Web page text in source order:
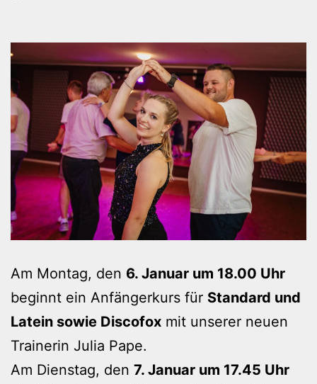
Am Montag, den 6. Januar um 18.00 Uhr
beginnt ein Anfängerkurs für Standard und
Latein sowie Discofox mit unserer neuen
Trainerin Julia Pape.
Am Dienstag, den 7. Januar um 17.45 Uhr